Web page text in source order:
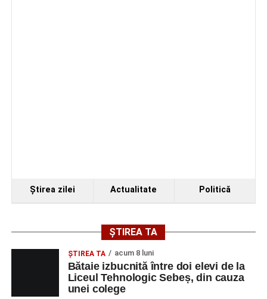
reprezintă doar începutul unei serii de concerte care vor
avea loc pe parcursul taberei, oferind comunității din
și de a lua parte la un veritabil schimb cultural prin
Adaugă-ne ca sursă preferată
Ştirea zilei Actualitate Politică
ȘTIREA TA
ŞTIREA TA acum 8 luni
Bătaie izbucnită între doi elevi de la
Liceul Tehnologic Sebeș, din cauza
unei colege